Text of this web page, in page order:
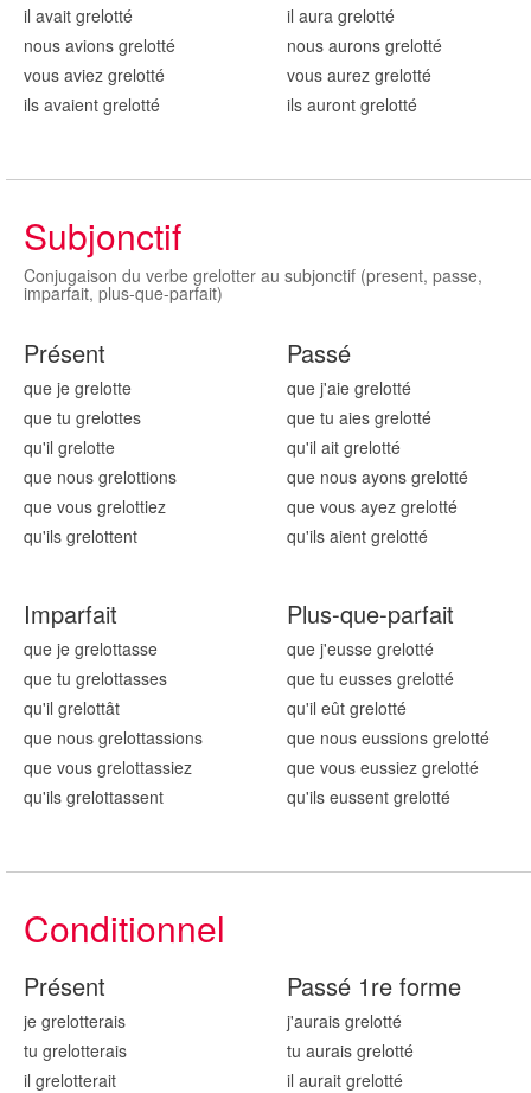
il avait grelotté
nous avions grelotté
vous aviez grelotté
ils avaient grelotté
il aura grelotté
nous aurons grelotté
vous aurez grelotté
ils auront grelotté
Subjonctif
Conjugaison du verbe grelotter au subjonctif (present, passe,
imparfait, plus-que-parfait)
Présent
que je grelotte
que tu grelottes
qu'il grelotte
que nous grelottions
que vous grelottiez
qu'ils grelottent
Passé
que j'aie grelotté
que tu aies grelotté
qu'il ait grelotté
que nous ayons grelotté
que vous ayez grelotté
qu'ils aient grelotté
Imparfait
que je grelottasse
que tu grelottasses
qu'il grelottât
que nous grelottassions
que vous grelottassiez
qu'ils grelottassent
Plus-que-parfait
que j'eusse grelotté
que tu eusses grelotté
qu'il eût grelotté
que nous eussions grelotté
que vous eussiez grelotté
qu'ils eussent grelotté
Conditionnel
Présent
je grelotterais
tu grelotterais
il grelotterait
Passé 1re forme
j'aurais grelotté
tu aurais grelotté
il aurait grelotté